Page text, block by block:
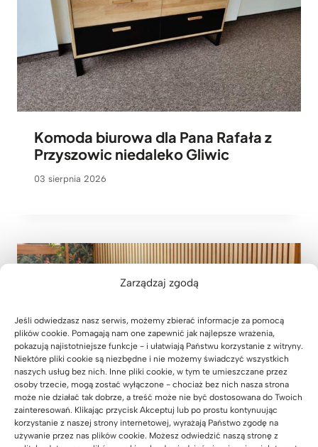
Zarządzaj zgodą
Jeśli odwiedzasz nasz serwis, możemy zbierać informacje za pomocą
plików cookie. Pomagają nam one zapewnić jak najlepsze wrażenia,
pokazują najistotniejsze funkcje - i ułatwiają Państwu korzystanie z witryny.
Niektóre pliki cookie są niezbędne i nie możemy świadczyć wszystkich
naszych usług bez nich. Inne pliki cookie, w tym te umieszczane przez
osoby trzecie, mogą zostać wyłączone - chociaż bez nich nasza strona
może nie działać tak dobrze, a treść może nie być dostosowana do Twoich
zainteresowań. Klikając przycisk Akceptuj lub po prostu kontynuując
korzystanie z naszej strony internetowej, wyrażają Państwo zgodę na
używanie przez nas plików cookie. Możesz odwiedzić naszą stronę z
Komoda biurowa dla Pana Rafała z
Przyszowic niedaleko Gliwic
03 sierpnia 2026